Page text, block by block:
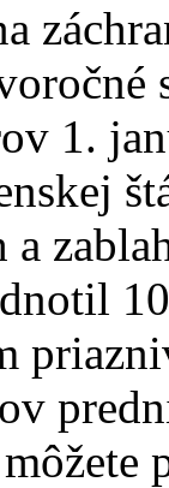
1.